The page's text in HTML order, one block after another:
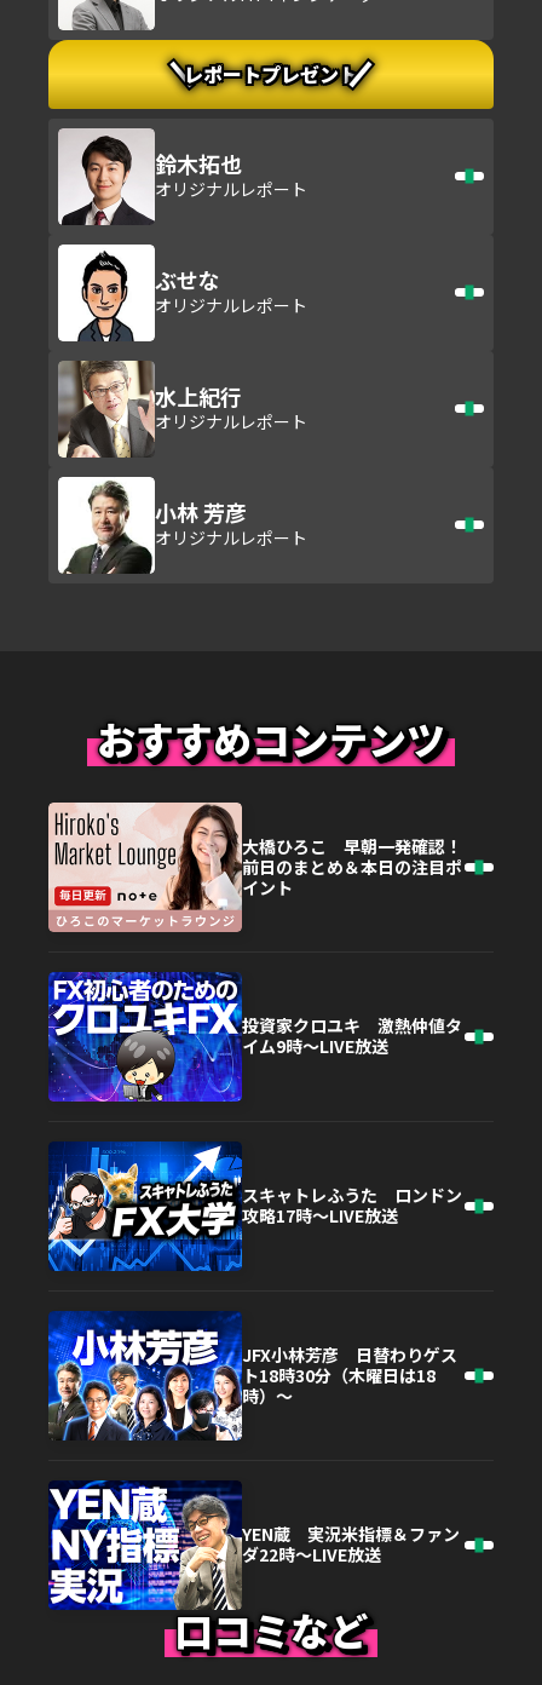
レポートプレゼント
鈴木拓也
オリジナルレポート
ぶせな
オリジナルレポート
水上紀行
オリジナルレポート
小林 芳彦
オリジナルレポート
おすすめコンテンツ
大橋ひろこ 早朝一発確認！
前日のまとめ＆本日の注目ポ
イント
投資家クロユキ 激熱仲値タ
イム9時～LIVE放送
スキャトレふうた ロンドン
攻略17時～LIVE放送
JFX小林芳彦 日替わりゲス
ト18時30分（木曜日は18
時）～
YEN蔵 実況米指標＆ファン
ダ22時～LIVE放送
口コミなど